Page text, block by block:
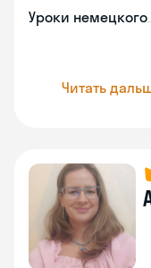
Уроки немецкого
Читать